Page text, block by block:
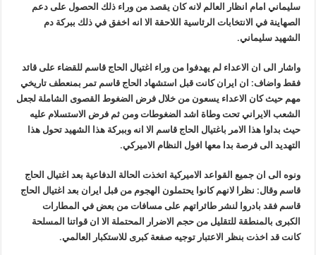
سليماني امام انظار العالم لانه كان يقصد من وراء ذلك الحصول على دعم
الصهاينة في الانتخابات الرئاسية اللاحقة الا انه اخفق في ذلك ببركة دم
الشهيد سليماني.
واشار الى ان الاعداء لم يهدفوا من وراء اغتيال الحاج قاسم للقضاء على قائد
فقط واضاف: ان ايران كانت قبل استشهاد الحاج قاسم تمر بمنعطف تاريخي
مهم حيث كان الاعداء يسعون من خلال فرض الضغوط القصوى الشاملة لجعل
الشعب الايراني تحت وطاة اشد الضغوطات ومن ثم فرض الاستسلام عليه
حيث بداوا هذا الامر باغتيال الحاج قاسم الا انه وببركة هذا الشهيد تحول هذا
التهديد الى فرصة بدا معها افول النظام الاميركي.
ونوه الى ان جميع القواعد الاميركية اتخذت الحالة الدفاعية بعد اغتيال الحاج
قاسم وقال: نظرا لانهم كانوا يحتملون الهجوم من قبل ايران بعد اغتيال الحاج
قاسم فقد بادروا لنشر طائراتهم على مسافات من بعض في المطارات
الكبرى بالمنطقة للتقليل من حجم الاضرار المحتملة الا ان قواتنا المسلحة
كانت قد اخذت بنظر الاعتبار توجيه صفعة كبرى للاستكبار العالمي.